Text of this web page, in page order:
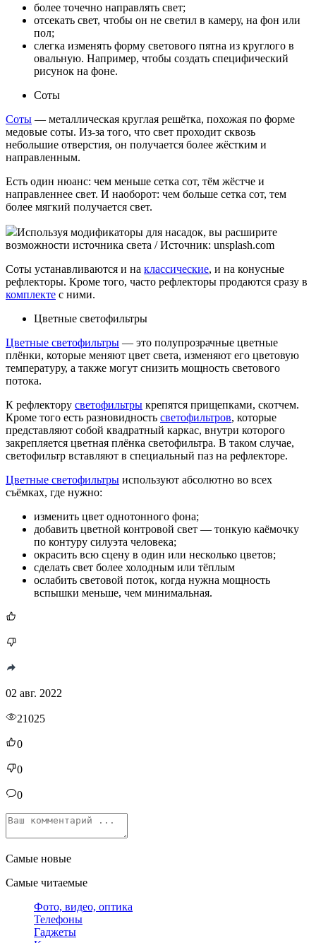
более точечно направлять свет;
отсекать свет, чтобы он не светил в камеру, на фон или
пол;
слегка изменять форму светового пятна из круглого в
овальную. Например, чтобы создать специфический
рисунок на фоне.
Соты
Соты — металлическая круглая решётка, похожая по форме
медовые соты. Из-за того, что свет проходит сквозь
небольшие отверстия, он получается более жёстким и
направленным.
Есть один нюанс: чем меньше сетка сот, тём жёстче и
направленнее свет. И наоборот: чем больше сетка сот, тем
более мягкий получается свет.
Используя модификаторы для насадок, вы расширите
возможности источника света / Источник: unsplash.com
Соты устанавливаются и на классические, и на конусные
рефлекторы. Кроме того, часто рефлекторы продаются сразу в
комплекте с ними.
Цветные светофильтры
Цветные светофильтры — это полупрозрачные цветные
плёнки, которые меняют цвет света, изменяют его цветовую
температуру, а также могут снизить мощность светового
потока.
К рефлектору светофильтры крепятся прищепками, скотчем.
Кроме того есть разновидность светофильтров, которые
представляют собой квадратный каркас, внутри которого
закрепляется цветная плёнка светофильтра. В таком случае,
светофильтр вставляют в специальный паз на рефлекторе.
Цветные светофильтры используют абсолютно во всех
съёмках, где нужно:
изменить цвет однотонного фона;
добавить цветной контровой свет — тонкую каёмочку
по контуру силуэта человека;
окрасить всю сцену в один или несколько цветов;
сделать свет более холодным или тёплым
ослабить световой поток, когда нужна мощность
вспышки меньше, чем минимальная.
02 авг. 2022
21025
0
0
0
Самые новые
Самые читаемые
Фото, видео, оптика
Телефоны
Гаджеты